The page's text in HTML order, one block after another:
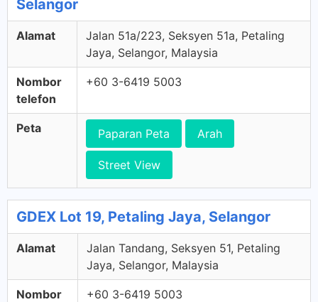
Selangor
Alamat
Jalan 51a/223, Seksyen 51a, Petaling
Jaya, Selangor, Malaysia
Nombor
telefon
+60 3-6419 5003
Peta Paparan Peta Arah
Street View
GDEX Lot 19, Petaling Jaya, Selangor
Alamat
Jalan Tandang, Seksyen 51, Petaling
Jaya, Selangor, Malaysia
Nombor
+60 3-6419 5003